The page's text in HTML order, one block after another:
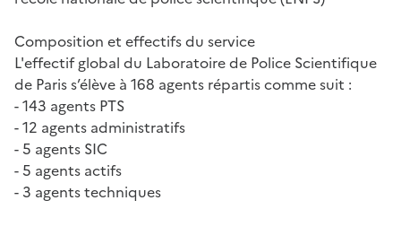
Composition et effectifs du service
L'effectif global du Laboratoire de Police Scientifique
de Paris s’élève à 168 agents répartis comme suit :
- 143 agents PTS
- 12 agents administratifs
- 5 agents SIC
- 5 agents actifs
- 3 agents techniques